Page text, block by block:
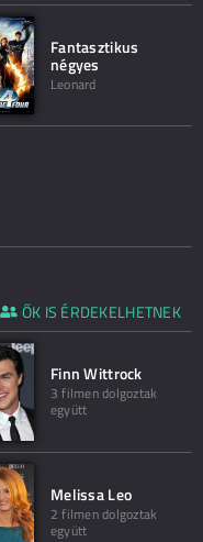
Fantasztikus
négyes
Leonard
ŐK IS ÉRDEKELHETNEK
Finn Wittrock
3 filmen dolgoztak
együtt
Melissa Leo
2 filmen dolgoztak
együtt